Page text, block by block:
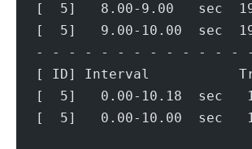
[  5]   8.00-9.00
[  5]   9.00-10.00
- - - - - - - - - - - - -
[ ID] Interval
[  5]   0.00-10.18  sec
[  5]   0.00-10.00  sec